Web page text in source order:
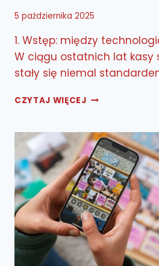
5 października 2025
1. Wstęp: między
W ciągu ostatnich lat kasy
stały się niemal
CZYTAJ WIĘCEJKASY
ZBAWIENIE
CZY